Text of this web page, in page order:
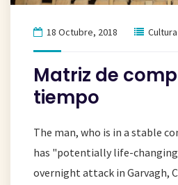
18 Octubre, 2018 Cultura
Matriz de
tiempo
The man, who is in a stable
has "potentially life-
overnight attack in Garvagh,